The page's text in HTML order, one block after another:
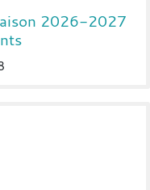
2026-2027